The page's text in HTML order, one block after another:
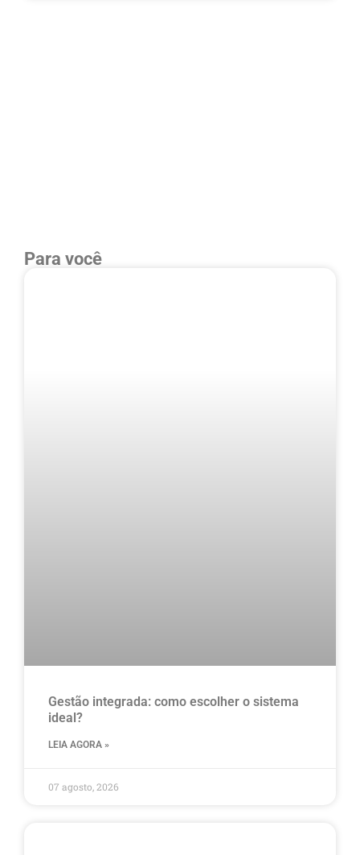
Para você
Gestão integrada: como escolher o sistema
ideal?
LEIA AGORA »
07 agosto, 2026